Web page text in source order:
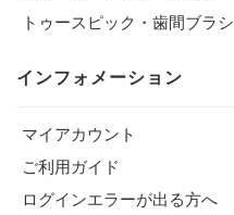
トゥースピック・歯間ブラシ
インフォメーション
マイアカウント
ご利用ガイド
ログインエラーが出る方へ